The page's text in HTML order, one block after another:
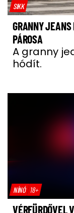
SIKK
GRANNY
PÁROSA
A granny
hódít.
NÍNÓ 18+
VÉRFÜRDŐVEL